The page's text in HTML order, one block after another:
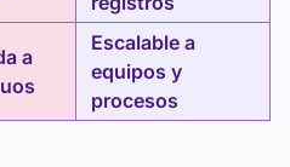
a
Escalable a
equipos y
procesos